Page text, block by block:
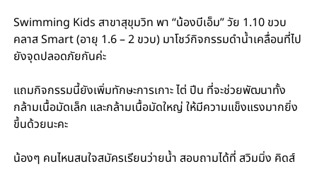
Swimming Kids สาขาสุขุมวิท พา “น้องบีเอ็ม” วัย 1.10 ขวบ
คลาส Smart (อายุ 1.6 – 2 ขวบ) มาโชว์กิจกรรมดำน้ำเคลื่อนที่ไป
ยังจุดปลอดภัยกันค่ะ
แถมกิจกรรมนี้ยังเพิ่มทักษะการเกาะ ไต่ ปีน ที่จะช่วยพัฒนาทั้ง
กล้ามเนื้อมัดเล็ก และกล้ามเนื้อมัดใหญ่ ให้มีความแข็งแรงมากยิ่ง
ขึ้นด้วยนะคะ
น้องๆ คนไหนสนใจสมัครเรียนว่ายน้ำ สอบถามได้ที่ สวิมมิ่ง คิดส์